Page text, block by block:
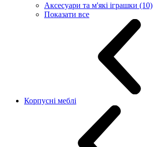
Аксесуари та м'які іграшки (10)
Показати все
Корпусні меблі